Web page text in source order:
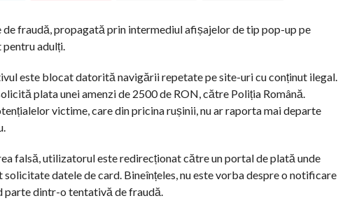
fraudă, propagată prin intermediul afișajelor de tip pop-up pe
adulți.
este blocat datorită navigării repetate pe site-uri cu conținut ilegal.
plata unei amenzi de 2500 de RON, către Poliția Română.
victime, care din pricina rușinii, nu ar raporta mai departe
falsă, utilizatorul este redirecționat către un portal de plată unde
datele de card. Bineînțeles, nu este vorba despre o notificare
parte dintr-o tentativă de fraudă.